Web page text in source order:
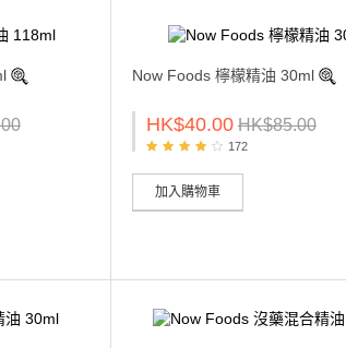
Now Foods 檸檬精油 30ml
HK$40.00 HK$85.00
172
加入購物車